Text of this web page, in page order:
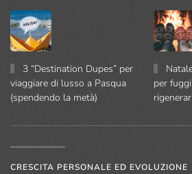
3 “Destination Dupes” per
viaggiare di lusso a Pasqua
(spendendo la metà)
per
CRESCITA PERSONALE ED EVOLUZIONE